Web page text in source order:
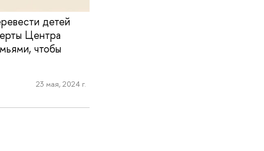
детей
Центра
чтобы
23 мая, 2024 г.